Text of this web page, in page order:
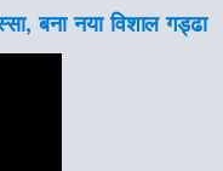
बना नया विशाल गड्ढा